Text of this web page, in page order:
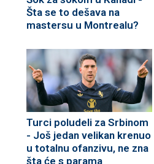
Šta se to dešava na
mastersu u Montrealu?
Turci poludeli za Srbinom
- Još jedan velikan krenuo
u totalnu ofanzivu, ne zna
šta će s parama